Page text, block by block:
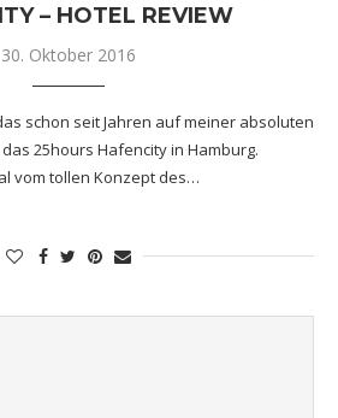
– HOTEL REVIEW
30. Oktober 2016
schon seit Jahren auf meiner absoluten
25hours Hafencity in Hamburg.
vom tollen Konzept des…